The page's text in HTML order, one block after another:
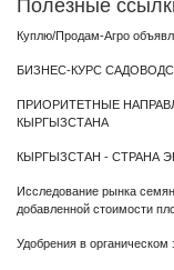
Куплю/Продам-Агро
БИЗНЕС-КУРС
ПРИОРИТЕТНЫЕ
КЫРГЫЗСТАНА
КЫРГЫЗСТАН - СТРАНА
Исследование рынка
добавленной стоимости
Удобрения в